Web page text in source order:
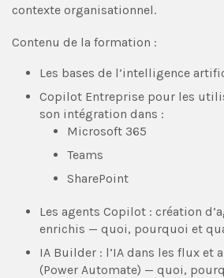
contexte organisationnel.
Contenu de la formation :
Les bases de l’intelligence
Copilot Entreprise pour les
son intégration dans :
Microsoft 365
Teams
SharePoint
Les agents Copilot : création
enrichis — quoi, pourquoi et
IA Builder : l’IA dans les flux et
(Power Automate) — quoi,